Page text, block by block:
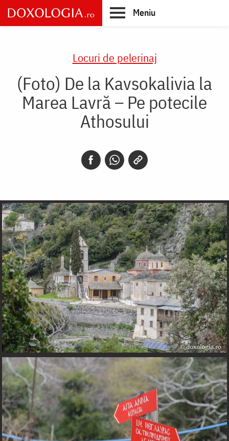
Skip
to
main
Meniu
Locuri de pelerinaj
(Foto) De la Kavsokalivia la
Marea Lavră – Pe potecile
Athosului